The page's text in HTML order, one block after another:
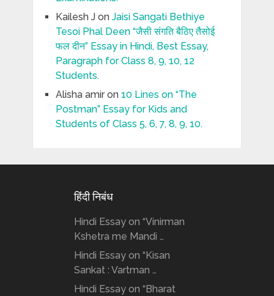
Kailesh Jon Jaisi Sangati Bethiye
Tesoi Phal Deen “जैसी संगति बैठिए तैसोई
फल दीन” Essay in Hindi, Best Essay,
Paragraph for Class 8, 9, 10, 12
Students.
Alisha amiron 10 Lines on “The
Postman” Essay for Kids and
Students of Class 5, 6, 7, 8, 9, 10.
हिंदी निबंध
Hindi Essay on “Vinirman
Kshetra me Mandi …
Hindi Essay on “Kisan
Sankat : Vartman …
Hindi Essay on “Bharat